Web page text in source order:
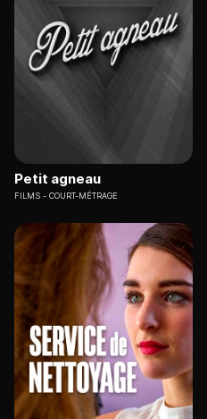
Petit agneau
FILMS COURT-MÉTRAGE